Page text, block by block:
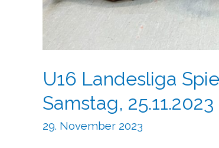
U16 Landesliga
Samstag, 25.11.2023
29. November 2023